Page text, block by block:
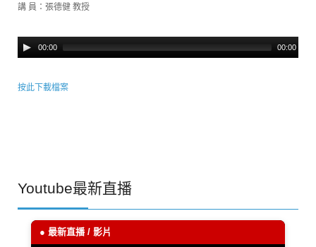
講 員：張德健 教授
00:00 00:00
按此下載檔案
Youtube最新直播
● 最新直播 / 影片